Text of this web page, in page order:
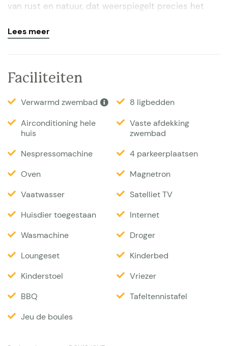
van rust en natuur, dat weerspiegelt precies het
eigentijdse, ultramoderne villa binnenstapten. Zij
is door de architect zo ontworpen dat je vanuit de
slaapkamers de kruinen van de bomen kunt zien.
perceel een fraai uitzicht op het Mauresgebergte en
zorgen voor de heldere lichtinval, dat kenmerkend is
voor de Provence. Ook al gaat dit huis vloeiend op
in de bosrijke omgeving net buiten het dorp
meerdere villa’s in de buurt, maar allen op gepaste
afstand. Voor wandelliefhebbers is het uitgestrekte
gebied, dat grenst aan de wijngaarden van Château
van de grootste wijndomeinen in de Var met haar
wellness faciliteiten en restaurants. De villa ligt op
een grondstuk van 4200 m2 dat niet omheind is.
Lees meer
Faciliteiten
Verwarmd zwembad
8 ligbedden
Airconditioning hele
huis
Vaste afdekking
zwembad
Nespressomachine
4 parkeerplaatsen
Oven
Magnetron
Vaatwasser
Satelliet TV
Huisdier toegestaan
Internet
Wasmachine
Droger
Loungeset
Kinderbed
Kinderstoel
Vriezer
BBQ
Tafeltennistafel
Jeu de boules